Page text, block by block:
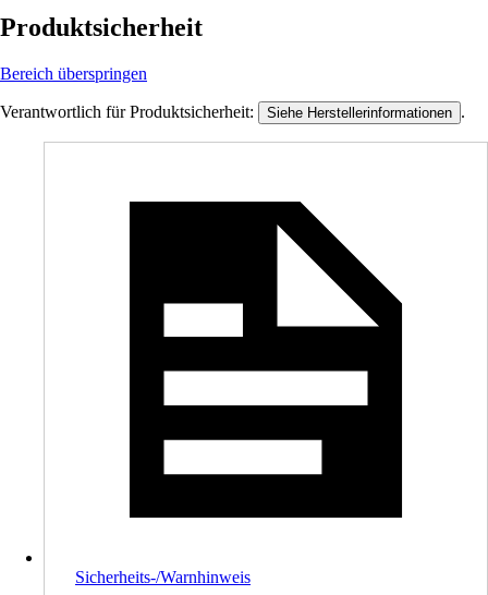
Produktsicherheit
Bereich überspringen
Verantwortlich für Produktsicherheit: Siehe Herstellerinformationen .
Sicherheits-/Warnhinweis